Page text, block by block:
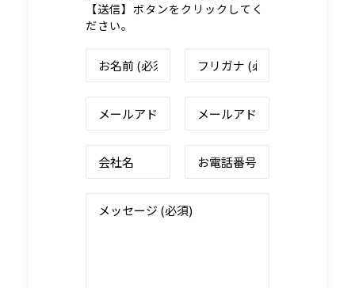
【送信】ボタンをクリックしてく
ださい。